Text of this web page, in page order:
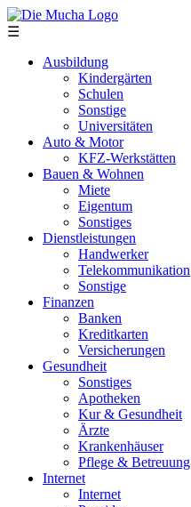
Direkt zum Inhalt
☰
Ausbildung
Kindergärten
Schulen
Sonstige
Universitäten
Auto & Motor
KFZ-Werkstätten
Bauen & Wohnen
Miete
Eigentum
Sonstiges
Dienstleistungen
Handwerker
Telekommunikation
Sonstige
Finanzen
Banken
Kreditkarten
Versicherungen
Gesundheit
Sonstiges
Apotheken
Kur & Gesundheit
Ärzte
Krankenhäuser
Pflege & Betreuung
Internet
Internet